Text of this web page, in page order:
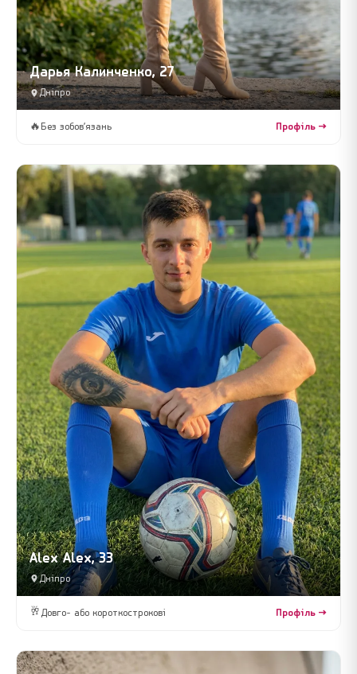
Дарья Калинченко, 27
Дніпро
🔥 Без зобов’язань Профіль →
Alex Alex, 33
Дніпро
🥂 Довго- або короткострокові Профіль →